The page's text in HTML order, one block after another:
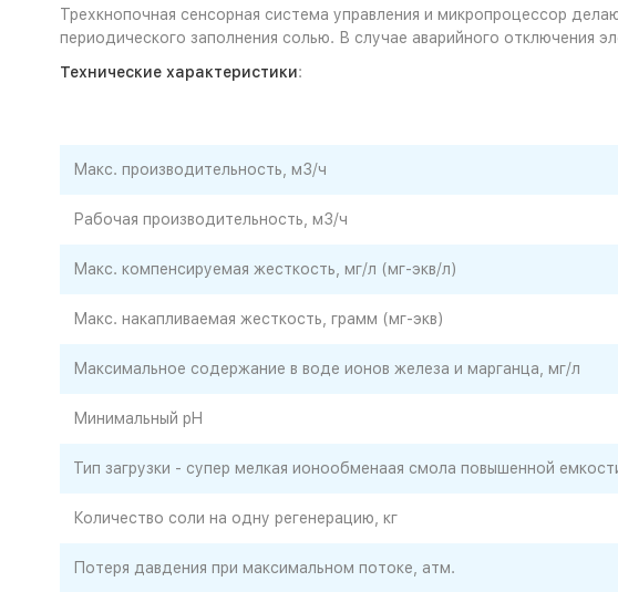
Трехкнопочная сенсорная система управления и микропроцессор
периодического заполнения солью. В случае аварийного отключения
Технические характеристики:
Макс. производительность, м3/ч
Рабочая производительность, м3/ч
Макс. компенсируемая жесткость, мг/л (мг-экв/л)
Макс. накапливаемая жесткость, грамм (мг-экв)
Максимальное содержание в воде ионов железа и марганца, мг/л
Минимальный pH
Тип загрузки - супер мелкая ионообменаая смола повышенной
Количество соли на одну регенерацию, кг
Потеря давдения при максимальном потоке, атм.